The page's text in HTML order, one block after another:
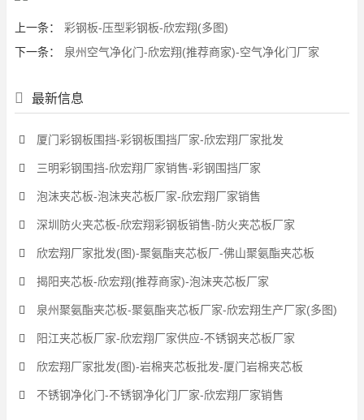
上一条：
彩钢板-压型彩钢板-欣宏翔(多图)
下一条：
泉州空气净化门-欣宏翔(推荐商家)-空气净化门厂家
最新信息
厦门彩钢板围挡-彩钢板围挡厂家-欣宏翔厂家批发
三明彩钢围挡-欣宏翔厂家销售-彩钢围挡厂家
泡沫夹芯板-泡沫夹芯板厂家-欣宏翔厂家销售
深圳防火夹芯板-欣宏翔彩钢板销售-防火夹芯板厂家
欣宏翔厂家批发(图)-聚氨酯夹芯板厂-佛山聚氨酯夹芯板
揭阳夹芯板-欣宏翔(推荐商家)-泡沫夹芯板厂家
泉州聚氨酯夹芯板-聚氨酯夹芯板厂家-欣宏翔生产厂家(多图)
阳江夹芯板厂家-欣宏翔厂家供应-不锈钢夹芯板厂家
欣宏翔厂家批发(图)-岩棉夹芯板批发-厦门岩棉夹芯板
不锈钢净化门-不锈钢净化门厂家-欣宏翔厂家销售